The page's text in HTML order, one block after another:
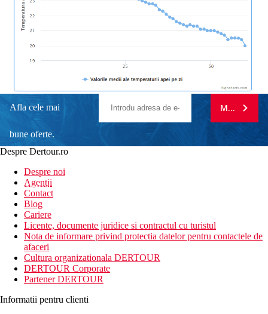
Afla cele mai
bune oferte.
newsletter!
MA
Despre Dertour.ro
Despre noi
Agentii
Contact
Blog
Cariere
Licente, documente juridice si contractul cu turistul
Nota de informare privind protectia datelor pentru contactele de
afaceri
Cultura organizationala DERTOUR
DERTOUR Corporate
Partener DERTOUR
Informatii pentru clienti